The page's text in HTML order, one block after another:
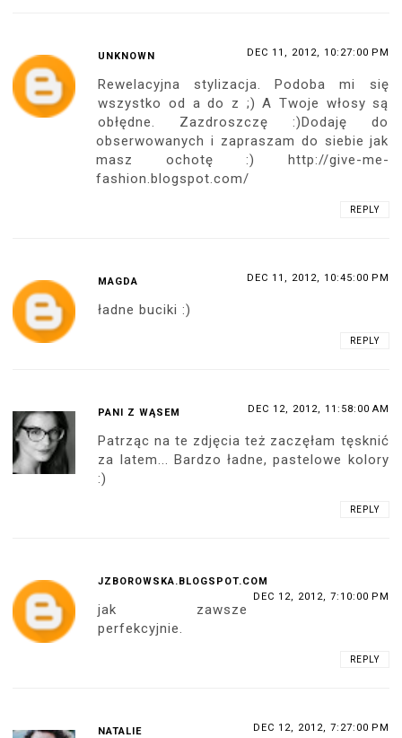
UNKNOWN DEC 11, 2012, 10:27:00 PM
Rewelacyjna stylizacja. Podoba mi się
wszystko od a do z ;) A Twoje włosy są
obłędne. Zazdroszczę :)Dodaję do
obserwowanych i zapraszam do siebie jak
masz ochotę :) http://give-me-
fashion.blogspot.com/
REPLY
MAGDA DEC 11, 2012, 10:45:00 PM
ładne buciki :)
REPLY
PANI Z WĄSEM DEC 12, 2012, 11:58:00 AM
Patrząc na te zdjęcia też zaczęłam tęsknić
za latem... Bardzo ładne, pastelowe kolory
:)
REPLY
JZBOROWSKA.BLOGSPOT.COM
DEC 12, 2012, 7:10:00 PM
jak zawsze
perfekcyjnie.
REPLY
NATALIE DEC 12, 2012, 7:27:00 PM